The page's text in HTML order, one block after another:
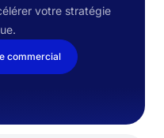
votre stratégie
commercial